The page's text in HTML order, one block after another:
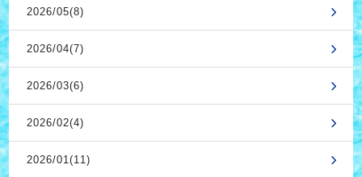
2026/05(8)
2026/04(7)
2026/03(6)
2026/02(4)
2026/01(11)